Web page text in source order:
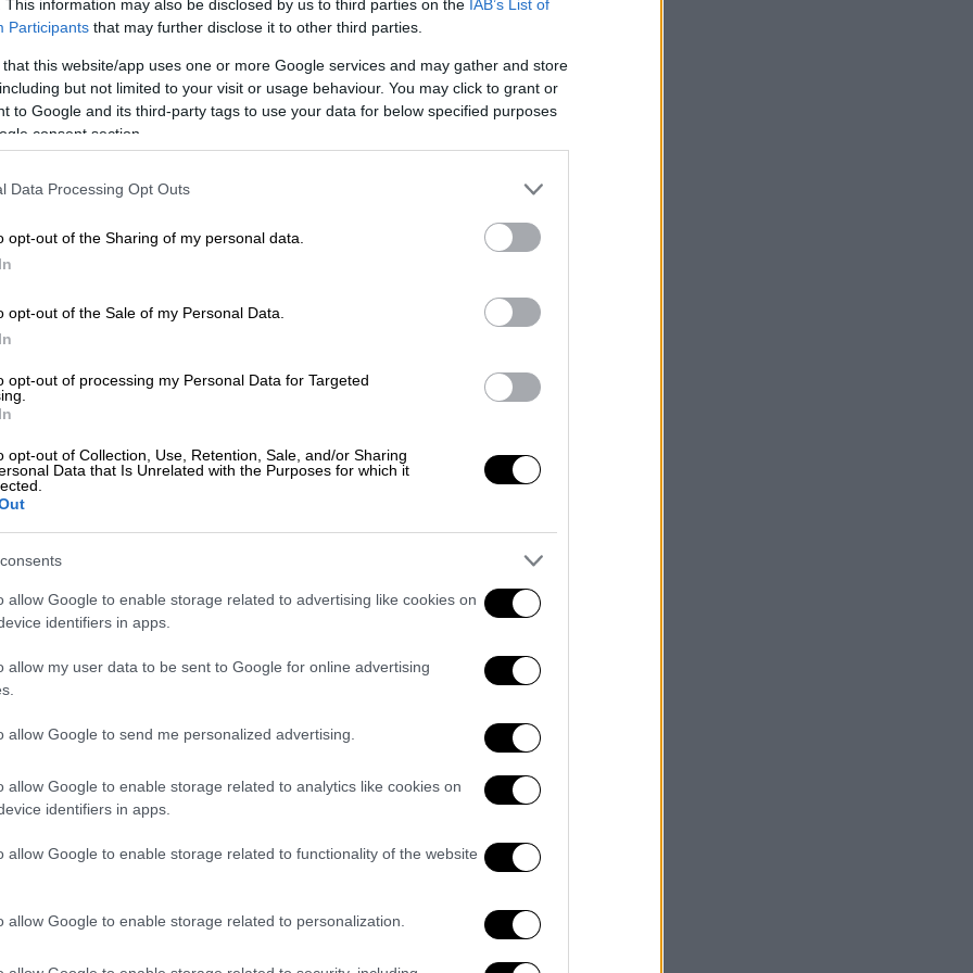
This information may also be disclosed by us to third parties on the IAB’s List of
Participants that may further disclose it to other third parties.
that this website/app uses one or more Google services and may gather and store
but not limited to your visit or usage behaviour. You may click to grant or
to Google and its third-party tags to use your data for below specified purposes
consent section.
Data Processing Opt Outs
opt-out of the Sharing of my personal data.
opt-out of the Sale of my Personal Data.
opt-out of processing my Personal Data for Targeted
opt-out of Collection, Use, Retention, Sale, and/or Sharing
Data that Is Unrelated with the Purposes for which it
allow Google to enable storage related to advertising like cookies on
identifiers in apps.
allow my user data to be sent to Google for online advertising
allow Google to send me personalized advertising.
allow Google to enable storage related to analytics like cookies on
identifiers in apps.
allow Google to enable storage related to functionality of the website
allow Google to enable storage related to personalization.
και εκτοπίζεται από τα χείλη των
είτε υγειονομικής – όπως
τηςΡωσίας με την Ουκρανία είχε για
τα διασπειρόμενα ψεύδη της
φέρει τις δυο χώρες στα πρόθυρα της
και χημικών όπλων μαζικής
Αμερικανούς (με τους συμμάχους τους)
αυτός, όπως αμέτρητοι άλλοι,
150.000 μέχρι και 650.000 νεκρούς
της Ερήμου
σκότωναν μωρά σε θερμοκοιτίδες,